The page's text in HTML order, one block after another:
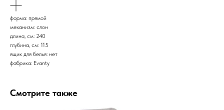
форма: прямой
механизм: слон
длина, см: 240
глубина, см: 115
ящик для белья: нет
фабрика: Evanty
Смотрите также